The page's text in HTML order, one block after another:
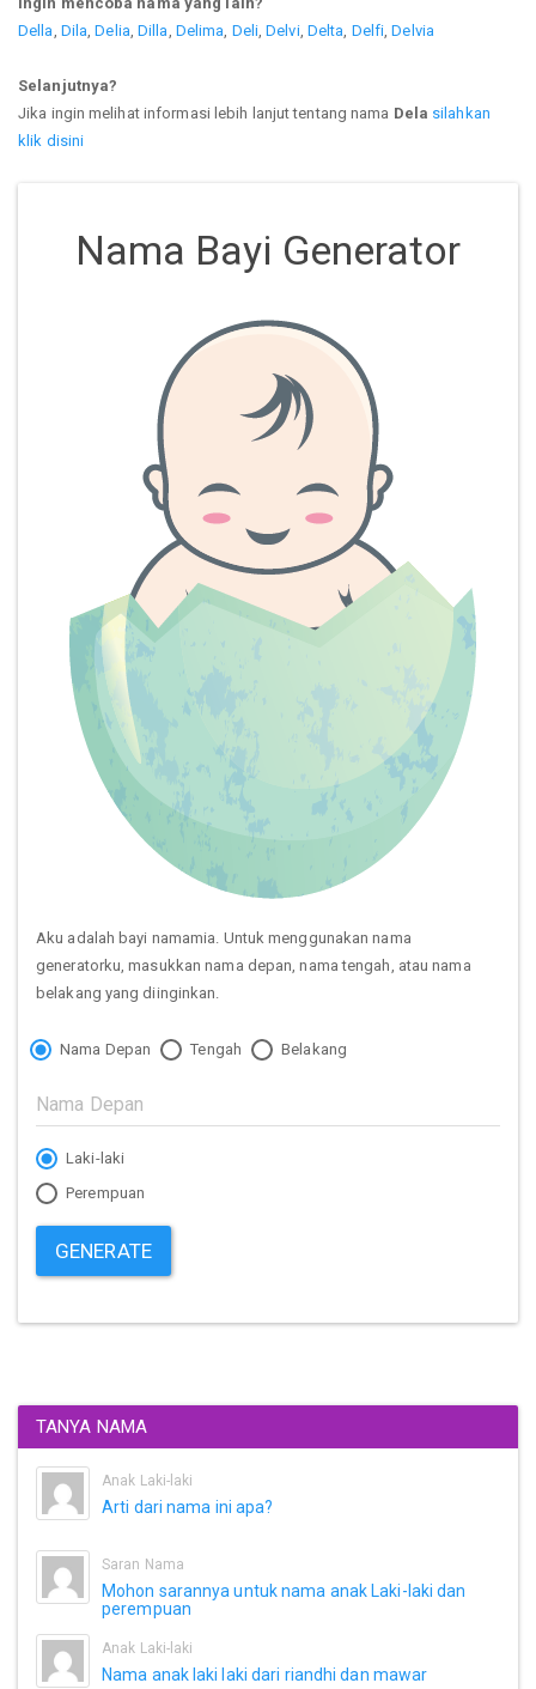
Della Dila ,Delia ,Dilla Delima Deli,Delvi, Delta Delfi ,Delvia
Selanjutnya?
Jika ingin melihat informasi lebih lanjut tentang nama Dela silahkan
klik disini
Nama Bayi Generator
Aku adalah bayi namamia. Untuk menggunakan nama
generatorku, masukkan nama depan, nama tengah, atau nama
belakang yang diinginkan.
Nama Depan Tengah Belakang
Laki-laki
Perempuan
GENERATE
TANYA NAMA
Anak Laki-laki
Arti dari nama ini apa?
Saran Nama
Mohon sarannya untuk nama anak Laki-laki dan
perempuan
Anak Laki-laki
Nama anak laki laki dari riandhi dan mawar